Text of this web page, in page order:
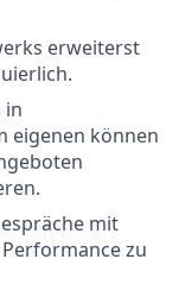
erweiterst
in
eigenen können
mit
zu